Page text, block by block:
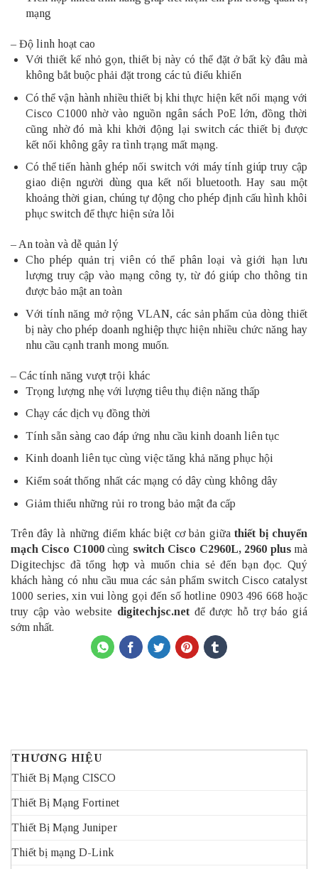
mạng
– Độ linh hoạt cao
Với thiết kế nhỏ gọn, thiết bị này có thể đặt ở bất kỳ đâu mà
không bắt buộc phải đặt trong các tủ điểu khiển
Có thể vận hành nhiều thiết bị khi thực hiện kết nối mạng với
Cisco C1000 nhờ vào nguồn ngân sách PoE lớn, đồng thời
cũng nhờ đó mà khi khởi động lại switch các thiết bị được
kết nối không gây ra tình trạng mất mạng.
Có thể tiến hành ghép nối switch với máy tính giúp truy cập
giao diện người dùng qua kết nối bluetooth. Hay sau một
khoảng thời gian, chúng tự động cho phép định cấu hình khôi
phục switch để thực hiện sửa lỗi
– An toàn và dễ quản lý
Cho phép quản trị viên có thể phân loại và giới hạn lưu
lượng truy cập vào mạng công ty, từ đó giúp cho thông tin
được bảo mật an toàn
Với tính năng mở rộng VLAN, các sản phẩm của dòng thiết
bị này cho phép doanh nghiệp thực hiện nhiều chức năng hay
nhu cầu cạnh tranh mong muốn.
– Các tính năng vượt trội khác
Trọng lượng nhẹ với lượng tiêu thụ điện năng thấp
Chạy các dịch vụ đồng thời
Tính sẵn sàng cao đáp ứng nhu cầu kinh doanh liên tục
Kinh doanh liên tục cùng việc tăng khả năng phục hội
Kiểm soát thống nhất các mạng có dây cùng không dây
Giảm thiểu những rủi ro trong bảo mật đa cấp
Trên đây là những điểm khác biệt cơ bản giữa thiết bị chuyển
mạch Cisco C1000cùng switch Cisco C2960L, 2960 plusmà
Digitechjsc đã tổng hợp và muốn chia sẻ đến bạn đọc. Quý
khách hàng có nhu cầu mua các sản phẩm switch Cisco catalyst
1000 series, xin vui lòng gọi đến số hotline 0903 496 668 hoặc
truy cập vào website digitechjsc.netđể được hỗ trợ báo giá
sớm nhất.
THƯƠNG HIỆU
Thiết Bị Mạng CISCO
Thiết Bị Mạng Fortinet
Thiết Bị Mạng Juniper
Thiết bị mạng D-Link